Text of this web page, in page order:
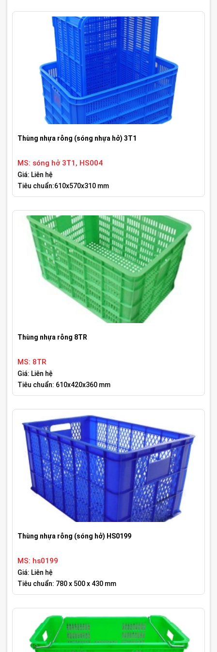
Thùng nhựa rỗng (sóng nhựa hở) 3T1
MS: sóng hở 3T1, HS004
Giá: Liên hệ
Tiêu chuẩn:610x570x310 mm
Thùng nhựa rỗng 8TR
MS: 8TR
Giá: Liên hệ
Tiêu chuẩn: 610x420x360 mm
Thùng nhựa rỗng (sóng hở) HS0199
MS: hs0199
Giá: Liên hệ
Tiêu chuẩn: 780 x 500 x 430 mm